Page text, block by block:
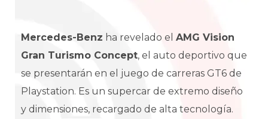
Mercedes-Benz ha revelado el AMG Vision
Gran Turismo Concept, el auto deportivo que
se presentarán en el juego de carreras GT6 de
Playstation. Es un supercar de extremo diseño
y dimensiones, recargado de alta tecnología.